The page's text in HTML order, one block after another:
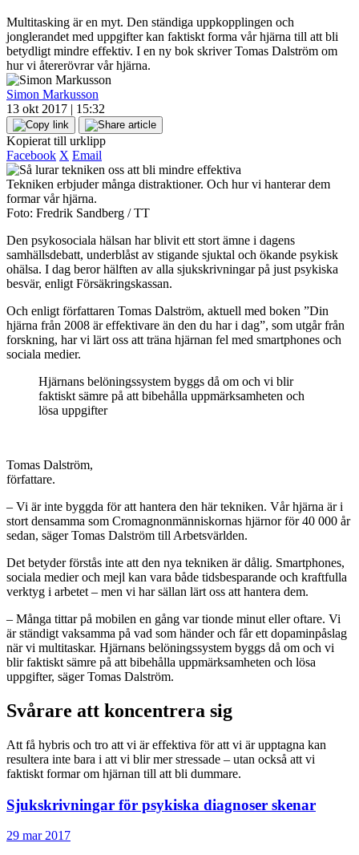
Multitasking är en myt. Den ständiga uppkopplingen och
jonglerandet med uppgifter kan faktiskt forma vår hjärna till att bli
betydligt mindre effektiv. I en ny bok skriver Tomas Dalström om
hur vi återerövrar vår hjärna.
Simon Markusson
13 okt 2017 | 15:32
Kopierat till urklipp
Facebook X Email
Tekniken erbjuder många distraktioner. Och hur vi hanterar dem
formar vår hjärna.
Foto: Fredrik Sandberg / TT
Den psykosociala hälsan har blivit ett stort ämne i dagens
samhällsdebatt, underblåst av stigande sjuktal och ökande psykisk
ohälsa. I dag beror hälften av alla sjukskrivningar på just psykiska
besvär, enligt Försäkringskassan.
Och enligt författaren Tomas Dalström, aktuell med boken ”Din
hjärna från 2008 är effektivare än den du har i dag”, som utgår från
forskning, har vi lärt oss att träna hjärnan fel med smartphones och
sociala medier.
Hjärnans belöningssystem byggs då om och vi blir
faktiskt sämre på att bibehålla uppmärksamheten och
lösa uppgifter
Tomas Dalström,
författare.
– Vi är inte byggda för att hantera den här tekniken. Vår hjärna är i
stort densamma som Cromagnonmänniskornas hjärnor för 40 000 år
sedan, säger Tomas Dalström till Arbetsvärlden.
Det betyder förstås inte att den nya tekniken är dålig. Smartphones,
sociala medier och mejl kan vara både tidsbesparande och kraftfulla
verktyg i arbetet – men vi har sällan lärt oss att hantera dem.
– Många tittar på mobilen en gång var tionde minut eller oftare. Vi
är ständigt vaksamma på vad som händer och får ett dopaminpåslag
när vi multitaskar. Hjärnans belöningssystem byggs då om och vi
blir faktiskt sämre på att bibehålla uppmärksamheten och lösa
uppgifter, säger Tomas Dalström.
Svårare att koncentrera sig
Att få hybris och tro att vi är effektiva för att vi är upptagna kan
resultera inte bara i att vi blir mer stressade – utan också att vi
faktiskt formar om hjärnan till att bli dummare.
Sjukskrivningar för psykiska diagnoser skenar
29 mar 2017